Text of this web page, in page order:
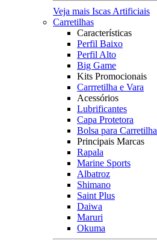
Veja mais Iscas Artificiais
Carretilhas
Características
Perfil Baixo
Perfil Alto
Big Game
Kits Promocionais
Carrretilha e Vara
Acessórios
Lubrificantes
Capa Protetora
Bolsa para Carretilha
Principais Marcas
Rapala
Marine Sports
Albatroz
Shimano
Saint Plus
Daiwa
Maruri
Okuma